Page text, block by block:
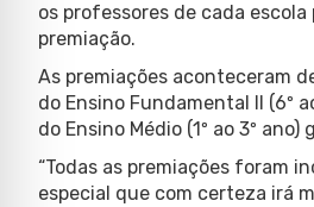
os professores de cada
premiação.
As premiações aconteceram
do Ensino Fundamental II (6º
do Ensino Médio (1º ao 3º
“Todas as premiações foram
especial que com certeza irá